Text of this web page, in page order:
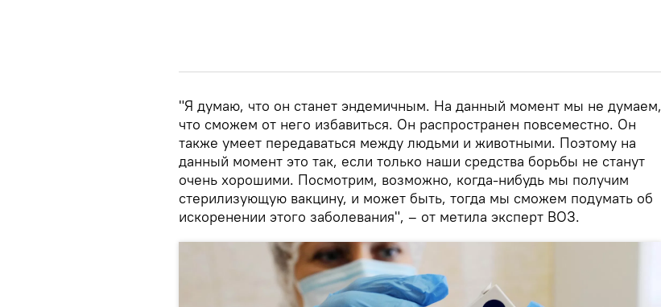
"Я думаю, что он станет эндемичным. На данный момент мы не думаем,
что сможем от него избавиться. Он распространен повсеместно. Он
также умеет передаваться между людьми и животными. Поэтому на
данный момент это так, если только наши средства борьбы не станут
очень хорошими. Посмотрим, возможно, когда-нибудь мы получим
стерилизующую вакцину, и может быть, тогда мы сможем подумать об
искоренении этого заболевания", – от метила эксперт ВОЗ.